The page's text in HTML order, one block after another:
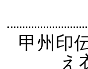
甲州印
え